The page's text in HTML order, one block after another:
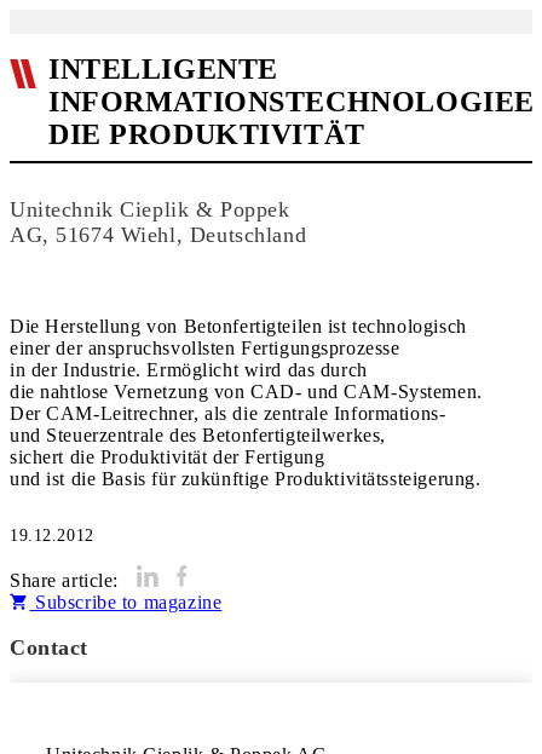
INTELLIGENTE
DIE PRODUKTIVITÄT
Unitechnik Cieplik & Poppek
AG, 51674 Wiehl, Deutschland
Die Herstellung von Betonfertigteilen ist technologisch
einer der anspruchsvollsten Fertigungsprozesse
in der Industrie. Ermöglicht wird das durch
die nahtlose Vernetzung von CAD- und CAM-Systemen.
Der CAM-Leitrechner, als die zentrale Informations-
und Steuerzentrale des Betonfertigteilwerkes,
sichert die Produktivität der Fertigung
und ist die Basis für zukünftige Produktivitätssteigerung.
19.12.2012
Share article:
Subscribe to magazine
Contact